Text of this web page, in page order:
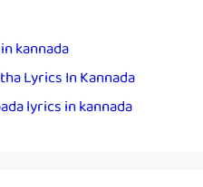
kannada
Lyrics In Kannada
lyrics in kannada